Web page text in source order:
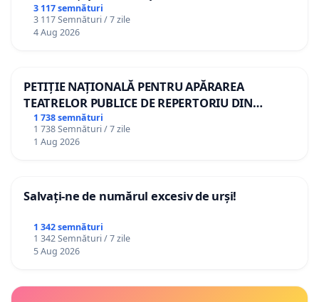
3 117 semnături
3 117 Semnături / 7 zile
4 Aug 2026
PETIȚIE NAȚIONALĂ PENTRU APĂRAREA
TEATRELOR PUBLICE DE REPERTORIU DIN
ROMÂNIA
1 738 semnături
1 738 Semnături / 7 zile
1 Aug 2026
Salvați-ne de numărul excesiv de urși!
1 342 semnături
1 342 Semnături / 7 zile
5 Aug 2026